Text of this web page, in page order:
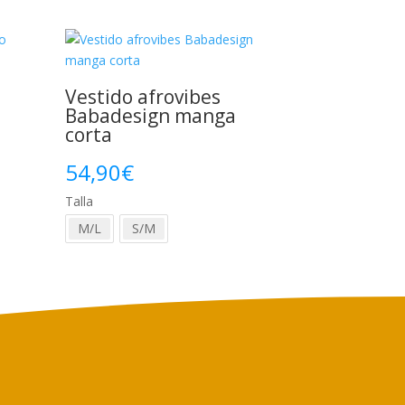
39,90€.29,90€.
Vestido afrovibes
Babadesign manga
corta
54,90€
Talla
M/L
S/M